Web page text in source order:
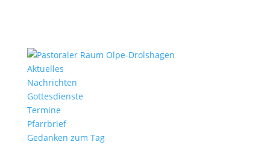
Aktu­elles
Nach­richten
Gottes­dienste
Termine
Pfarr­brief
Gedanken zum Tag